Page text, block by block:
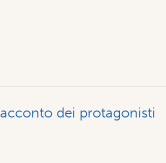
dei protagonisti